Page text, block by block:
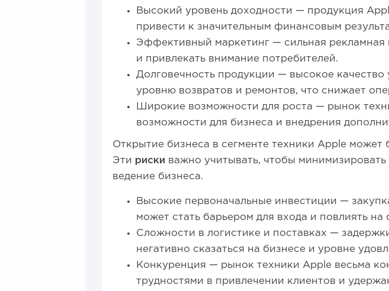
Высокий уровень доходности — продукция
привести к значительным финансовым
Эффективный маркетинг — сильная рекламная
и привлекать внимание потребителей.
Долговечность продукции — высокое
уровню возвратов и ремонтов, что снижает
Широкие возможности для роста — рынок
возможности для бизнеса и внедрения
Открытие бизнеса в сегменте техники Apple
Эти риски важно учитывать, чтобы
ведение бизнеса.
Высокие первоначальные инвестиции —
может стать барьером для входа и повлиять
Сложности в логистике и поставках —
негативно сказаться на бизнесе и уровне
Конкуренция — рынок техники Apple весьма
трудностями в привлечении клиентов и